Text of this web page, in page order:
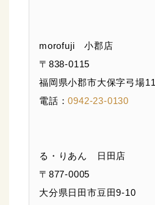
morofuji 小郡店
〒838-0115
福岡県小郡市大保字弓場
電話：0942-23-0130
る・りあん 日田店
〒877-0005
大分県日田市豆田9-10